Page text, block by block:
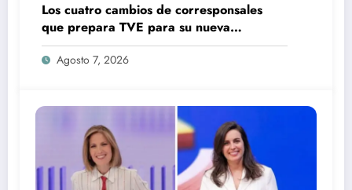
Los cuatro cambios de corresponsales
que prepara TVE para su nueva
temporada
Agosto 7, 2026